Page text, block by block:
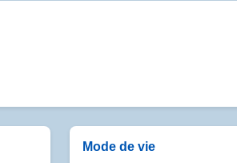
Mode de vie